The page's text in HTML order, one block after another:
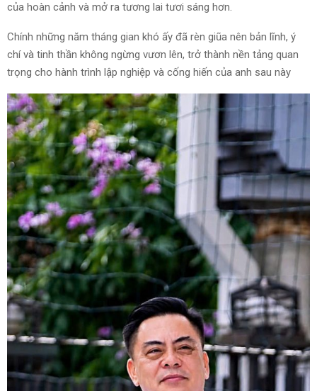
của hoàn cảnh và mở ra tương lai tươi sáng hơn.
Chính những năm tháng gian khó ấy đã rèn giũa nên bản lĩnh, ý
chí và tinh thần không ngừng vươn lên, trở thành nền tảng quan
trọng cho hành trình lập nghiệp và cống hiến của anh sau này